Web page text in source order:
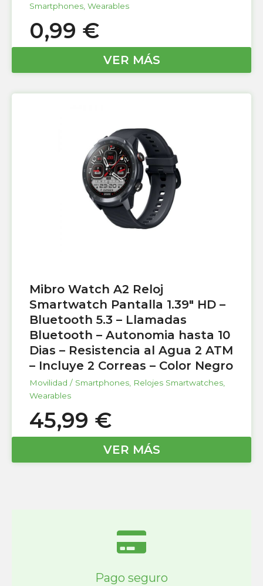
Smartphones Wearables
0,99 €
VER MÁS
Mibro Watch A2 Reloj
Smartwatch Pantalla 1.39″ HD –
Bluetooth 5.3 – Llamadas
Bluetooth – Autonomia hasta 10
Dias – Resistencia al Agua 2 ATM
– Incluye 2 Correas – Color Negro
Movilidad / Smartphones Relojes Smartwatches
Wearables
45,99 €
VER MÁS
Pago seguro